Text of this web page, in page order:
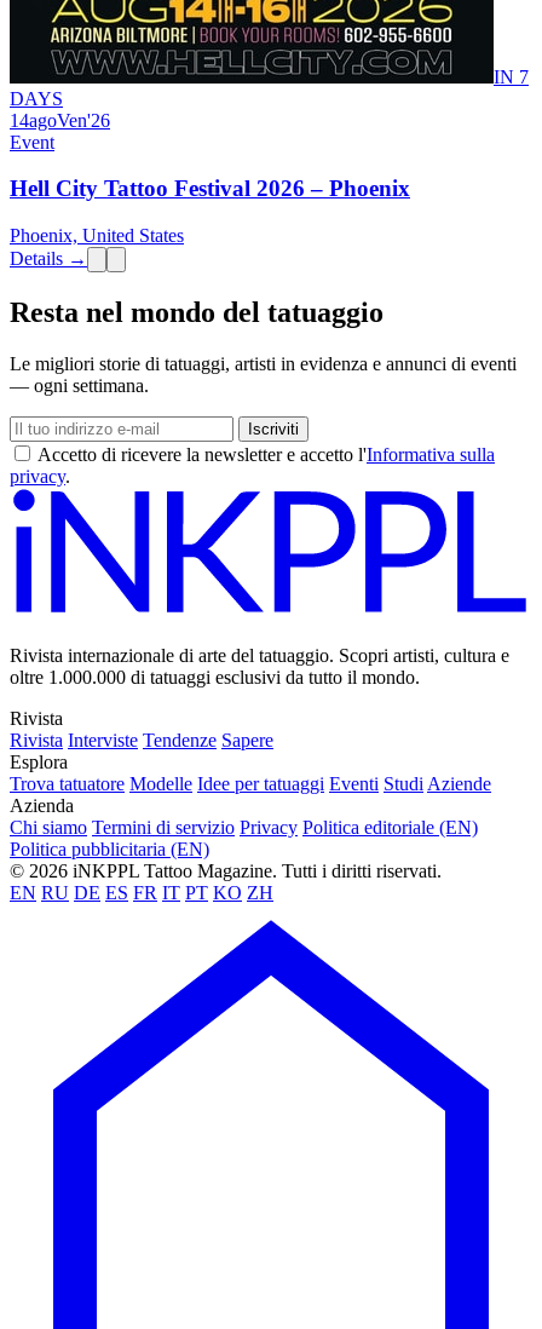
IN 7
DAYS
14agoVen'26
Event
Hell City Tattoo Festival 2026 – Phoenix
Phoenix, United States
Details →
Resta nel mondo del tatuaggio
Le migliori storie di tatuaggi, artisti in evidenza e annunci di eventi
— ogni settimana.
Iscriviti
Accetto di ricevere la newsletter e accetto l'Informativa sulla
privacy.
Rivista internazionale di arte del tatuaggio. Scopri artisti, cultura e
oltre 1.000.000 di tatuaggi esclusivi da tutto il mondo.
Rivista
Rivista Interviste Tendenze Sapere
Esplora
Trova tatuatore Modelle Idee per tatuaggi Eventi Studi Aziende
Azienda
Chi siamo Termini di servizio Privacy Politica editoriale (EN)
Politica pubblicitaria (EN)
© 2026 iNKPPL Tattoo Magazine. Tutti i diritti riservati.
EN RU DE ES FR IT PT KO ZH